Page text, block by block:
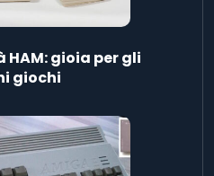
gioia per gli
giochi